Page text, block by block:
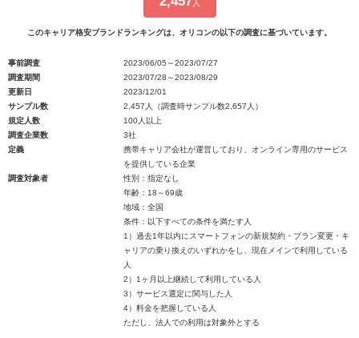
人
このキャリア格安ブランドランキングは、オリコンの以下の調査に基づいています。
事前調査
2023/06/05～2023/07/27
調査期間
2023/07/28～2023/08/29
更新日
2023/12/01
サンプル数
2,457人（調査時サンプル数2,657人）
規定人数
100人以上
調査企業数
3社
定義
携帯キャリア会社が運営しており、オンライン専用のサービス
を提供している企業
調査対象者
性別：指定なし
年齢：18～69歳
地域：全国
条件：以下すべての条件を満たす人
1）過去1年以内にスマートフォンの新規契約・プラン変更・キ
ャリアの乗り換えのいずれかをし、現在メインで利用している
人
2）1ヶ月以上継続して利用している人
3）サービス選定に関与した人
4）料金を把握している人
ただし、法人での利用は対象外とする